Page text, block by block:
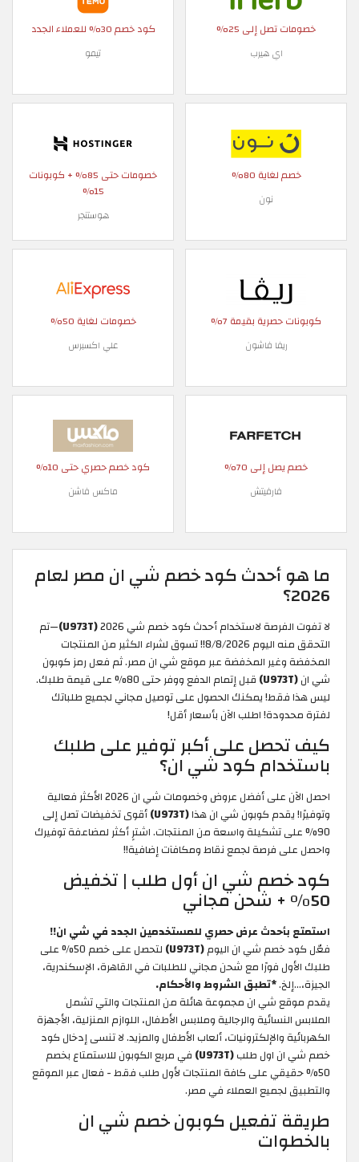
خصومات تصل إلى 25%
اي هيرب
كود خصم 30% للعملاء الجدد
تيمو
خصم لغاية 80%
نون
خصومات حتى 85% + كوبونات
15%
هوستنجر
كوبونات حصرية بقيمة 7%
ريفا فاشون
خصومات لغاية 50%
علي اكسبرس
خصم يصل إلى 70%
فارفيتش
كود خصم حصري حتى 10%
ماكس فاشن
ما هو أحدث كود خصم شي ان مصر لعام
2026؟
لا تفوت الفرصة لاستخدام أحدث كود خصم شي 2026 (U973T)
—تم
التحقق منه اليوم 8/8/2026!! تسوق لشراء الكثير من المنتجات
المخفضة وغير المخفضة عبر موقع شي ان مصر. ثم فعل رمز كوبون
شي ان(U973T)
قبل إتمام الدفع ووفر حتى 80% على قيمة طلبك.
ليس هذا فقط! يمكنك الحصول على توصيل مجاني لجميع طلباتك
لفترة محدودة! اطلب الآن بأسعار أقل!
كيف تحصل على أكبر توفير على طلبك
باستخدام كود شي ان؟
احصل الآن على أفضل عروض وخصومات شي ان 2026 الأكثر فعالية
وتوفيرًا! يقدم كوبون شي ان هذا(U973T)
أقوى تخفيضات تصل إلى
90% على تشكيلة واسعة من المنتجات. اشترِِ أكثر لمضاعفة توفيرك
واحصل على فرصة لجمع نقاط ومكافآت إضافية!!
كود خصم شي ان أول طلب | تخفيض
50% + شحن مجاني
استمتع بأحدث عرض حصري للمستخدمين الجدد في شي ان!!
فعّل كود خصم شي ان اليوم(U973T)
لتحصل على خصم 50% على
طلبك الأول فورًا مع شحن مجاني للطلبات في القاهرة، الإسكندرية،
الجيزة،...إلخ.*تطبق الشروط والأحكام.
يقدم موقع شي ان مجموعة هائلة من المنتجات والتي تشمل
الملابس النسائية والرجالية وملابس الأطفال، اللوازم المنزلية، الأجهزة
الكهربائية والإلكترونيات، ألعاب الأطفال والمزيد. لا تنسى إدخال كود
خصم شي ان اول طلب(U973T)
في مربع الكوبون للاستمتاع بخصم
50% حقيقي على كافة المنتجات لأول طلب فقط - فعال عبر الموقع
والتطبيق لجميع العملاء في مصر.
طريقة تفعيل كوبون خصم شي ان
بالخطوات